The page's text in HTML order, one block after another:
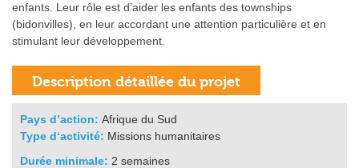
enfants. Leur rôle est d’aider les enfants des townships
(bidonvilles), en leur accordant une attention particulière et en
stimulant leur développement.
Pays d’action: Afrique du Sud
Type d‘activité: Missions humanitaires
Durée minimale: 2 semaines